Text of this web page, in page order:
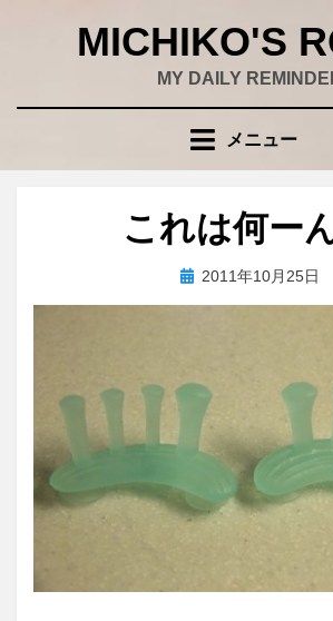
MICHIKO'S
MY DAILY
メニュー
これは何ー
投稿者wad
投 2011年10月25日